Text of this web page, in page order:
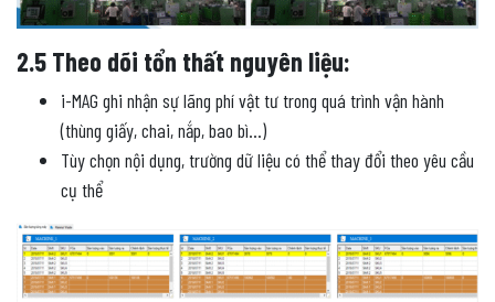
2.5 Theo dõi tổn thất nguyên liệu:
i-MAG ghi nhận sự lãng phí vật tư trong quá trình vận hành
(thùng giấy, chai, nắp, bao bì…)
Tùy chọn nội dụng, trường dữ liệu có thể thay đổi theo yêu cầu
cụ thể